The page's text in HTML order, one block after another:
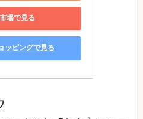
場で見る
ッピングで見る